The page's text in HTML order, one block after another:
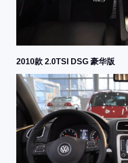
2010款 2.0TSI DSG 豪华版